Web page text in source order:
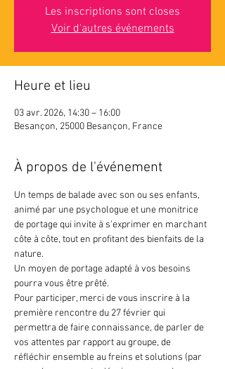
Les inscriptions sont closes
Voir d'autres événements
Heure et lieu
03 avr. 2026, 14:30 – 16:00
Besançon, 25000 Besançon, France
À propos de l'événement
Un temps de balade avec son ou ses enfants,
animé par une psychologue et une monitrice
de portage qui invite à s'exprimer en marchant
côte à côte, tout en profitant des bienfaits de la
nature.
Un moyen de portage adapté à vos besoins
pourra vous être prêté.
Pour participer, merci de vous inscrire à la
première rencontre du 27 février qui
permettra de faire connaissance, de parler de
vos attentes par rapport au groupe, de
réfléchir ensemble au freins et solutions (par